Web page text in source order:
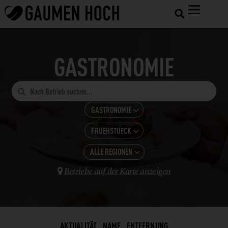
GASTRONOMIE

GASTRONOMIE 
ALLE KATEGORIEN
GASTRONOMIE
HOTELS
LANDWIRTSCHAFT
WEINBAU
FRUEHSTUECK 
ALLE ANZEIGEN
BAR
BUSCHENSCHANK
CAFÉ
ALLE REGIONEN 
BURGENLAND
OBERÖSTERREICH
 Betriebe auf der Karte anzeigen
AKTUALITÄT NAME ENTFERNUNG